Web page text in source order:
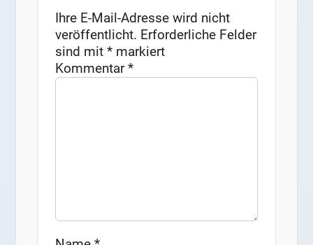
Ihre E-Mail-Adresse wird nicht
veröffentlicht. Erforderliche Felder
sind mit* markiert
Kommentar*